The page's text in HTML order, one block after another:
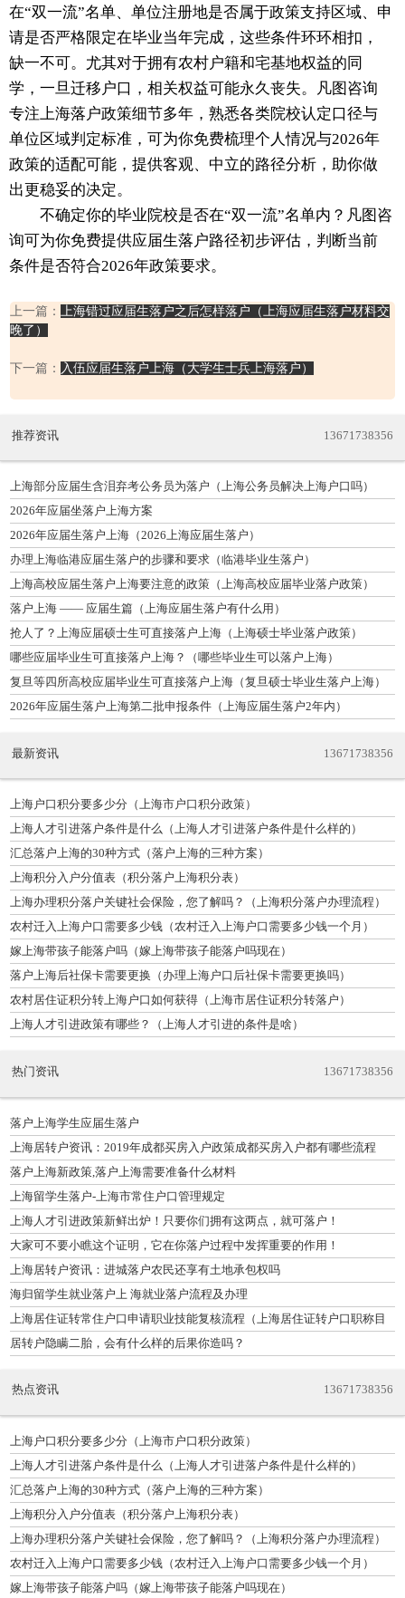
在“双一流”名单、单位注册地是否属于政策支持区域、申
请是否严格限定在毕业当年完成，这些条件环环相扣，
缺一不可。尤其对于拥有农村户籍和宅基地权益的同
学，一旦迁移户口，相关权益可能永久丧失。凡图咨询
专注上海落户政策细节多年，熟悉各类院校认定口径与
单位区域判定标准，可为你免费梳理个人情况与2026年
政策的适配可能，提供客观、中立的路径分析，助你做
出更稳妥的决定。
不确定你的毕业院校是否在“双一流”名单内？凡图咨
询可为你免费提供应届生落户路径初步评估，判断当前
条件是否符合2026年政策要求。
上一篇：
上海错过应届生落户之后怎样落户（上海应届生落户材料交
晚了）
下一篇： 入伍应届生落户上海（大学生士兵上海落户）
推荐资讯 13671738356
上海部分应届生含泪弃考公务员为落户（上海公务员解决上海户口吗）
2026年应届坐落户上海方案
2026年应届生落户上海（2026上海应届生落户）
办理上海临港应届生落户的步骤和要求（临港毕业生落户）
上海高校应届生落户上海要注意的政策（上海高校应届毕业落户政策）
落户上海 —— 应届生篇（上海应届生落户有什么用）
抢人了？上海应届硕士生可直接落户上海（上海硕士毕业落户政策）
哪些应届毕业生可直接落户上海？（哪些毕业生可以落户上海）
复旦等四所高校应届毕业生可直接落户上海（复旦硕士毕业生落户上海）
2026年应届生落户上海第二批申报条件（上海应届生落户2年内）
最新资讯 13671738356
上海户口积分要多少分（上海市户口积分政策）
上海人才引进落户条件是什么（上海人才引进落户条件是什么样的）
汇总落户上海的30种方式（落户上海的三种方案）
上海积分入户分值表（积分落户上海积分表）
上海办理积分落户关键社会保险，您了解吗？（上海积分落户办理流程）
农村迁入上海户口需要多少钱（农村迁入上海户口需要多少钱一个月）
嫁上海带孩子能落户吗（嫁上海带孩子能落户吗现在）
落户上海后社保卡需要更换（办理上海户口后社保卡需要更换吗）
农村居住证积分转上海户口如何获得（上海市居住证积分转落户）
上海人才引进政策有哪些？（上海人才引进的条件是啥）
热门资讯 13671738356
落户上海学生应届生落户
上海居转户资讯：2019年成都买房入户政策成都买房入户都有哪些流程
落户上海新政策,落户上海需要准备什么材料
上海留学生落户-上海市常住户口管理规定
上海人才引进政策新鲜出炉！只要你们拥有这两点，就可落户！
大家可不要小瞧这个证明，它在你落户过程中发挥重要的作用！
上海居转户资讯：进城落户农民还享有土地承包权吗
海归留学生就业落户上 海就业落户流程及办理
上海居住证转常住户口申请职业技能复核流程（上海居住证转户口职称目
录有哪些中级职称）
居转户隐瞒二胎，会有什么样的后果你造吗？
热点资讯 13671738356
上海户口积分要多少分（上海市户口积分政策）
上海人才引进落户条件是什么（上海人才引进落户条件是什么样的）
汇总落户上海的30种方式（落户上海的三种方案）
上海积分入户分值表（积分落户上海积分表）
上海办理积分落户关键社会保险，您了解吗？（上海积分落户办理流程）
农村迁入上海户口需要多少钱（农村迁入上海户口需要多少钱一个月）
嫁上海带孩子能落户吗（嫁上海带孩子能落户吗现在）